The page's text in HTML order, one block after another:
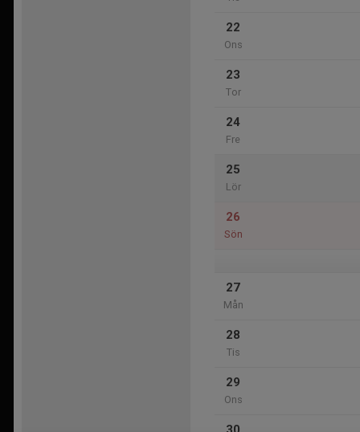
22
Ons
23
Tor
24
Fre
25
Lör
26
Sön
27
Mån
28
Tis
29
Ons